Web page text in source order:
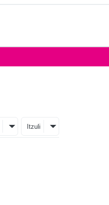
Itzuli